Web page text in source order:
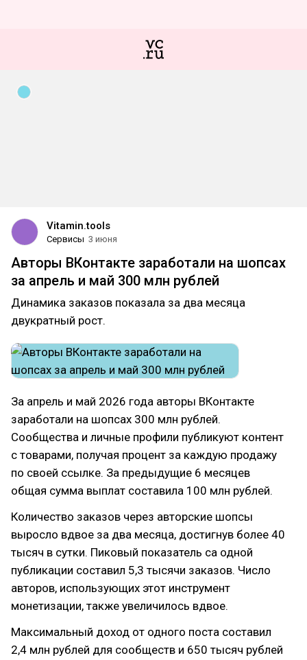
Vitamin.tools
Сервисы 3 июня
Авторы ВКонтакте заработали на шопсах
за апрель и май 300 млн рублей
Динамика заказов показала за два месяца
двукратный рост.
За апрель и май 2026 года авторы ВКонтакте
заработали на шопсах 300 млн рублей.
Сообщества и личные профили публикуют контент
с товарами, получая процент за каждую продажу
по своей ссылке. За предыдущие 6 месяцев
общая сумма выплат составила 100 млн рублей.
Количество заказов через авторские шопсы
выросло вдвое за два месяца, достигнув более 40
тысяч в сутки. Пиковый показатель са одной
публикации составил 5,3 тысячи заказов. Число
авторов, использующих этот инструмент
монетизации, также увеличилось вдвое.
Максимальный доход от одного поста составил
2,4 млн рублей для сообществ и 650 тысяч рублей